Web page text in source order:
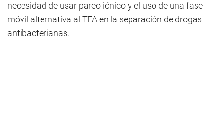
necesidad de usar pareo iónico y el uso de una fase
móvil alternativa al TFA en la separación de drogas
antibacterianas.